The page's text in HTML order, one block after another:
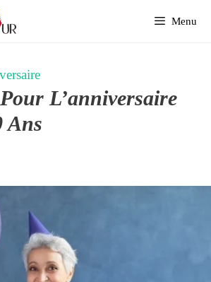
Menu
L’anniversaire
Ans